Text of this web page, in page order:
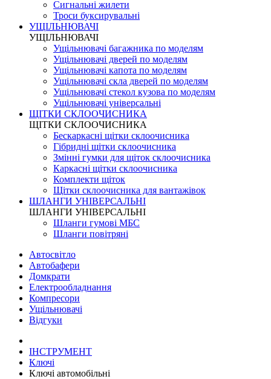
Сигнальні жилети
Троси буксирувальні
УЩІЛЬНЮВАЧІ
УЩІЛЬНЮВАЧІ
Ущільнювачі багажника по моделям
Ущільнювачі дверей по моделям
Ущільнювачі капота по моделям
Ущільнювачі скла дверей по моделям
Ущільнювачі стекол кузова по моделям
Ущільнювачі універсальні
ЩІТКИ СКЛООЧИСНИКА
ЩІТКИ СКЛООЧИСНИКА
Бескаркасні щітки склоочисника
Гібридні щітки склоочисника
Змінні гумки для щіток склоочисника
Каркасні щітки склоочисника
Комплекти щіток
Щітки склоочисника для вантажівок
ШЛАНГИ УНІВЕРСАЛЬНІ
ШЛАНГИ УНІВЕРСАЛЬНІ
Шланги гумові МБС
Шланги повітряні
Автосвітло
Автобафери
Домкрати
Електрообладнання
Компресори
Ущільнювачі
Відгуки
ІНСТРУМЕНТ
Ключі
Ключі автомобільні